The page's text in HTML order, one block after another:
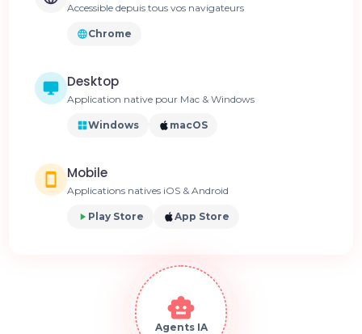
Accessible depuis tous vos navigateurs
Chrome
Desktop
Application native pour Mac & Windows
Windows macOS
Mobile
Applications natives iOS & Android
Play Store App Store
Agents IA